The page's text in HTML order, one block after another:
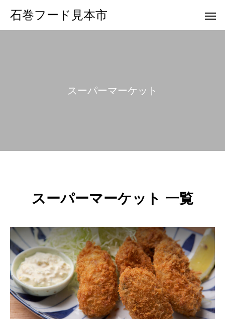
石巻フード見本市
スーパーマーケット
スーパーマーケット 一覧